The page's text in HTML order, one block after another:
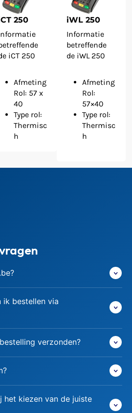
250
iCT 250
Afmeting
Rol: 57 x
40
Type rol:
Thermisc
h
iWL 250
Informatie
betreffende
de iWL 250
Afmeting
Rol:
57×40
Type rol:
Thermisc
h
ik bestellen via
verzonden?
het kiezen van de juiste